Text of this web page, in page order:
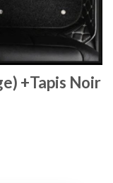
+Tapis Noir